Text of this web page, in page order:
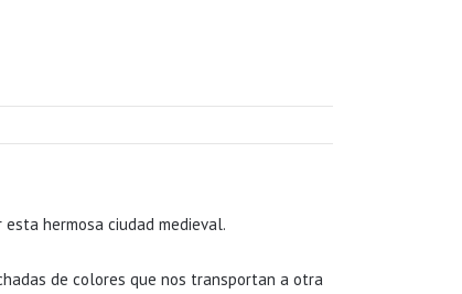
hermosa ciudad medieval.
de colores que nos transportan a otra